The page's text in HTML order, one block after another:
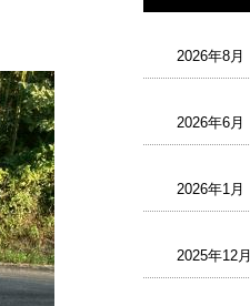
2026年8月
2026年6月
2026年1月
2025年12月